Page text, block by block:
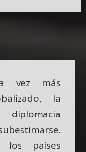
vez más
la
los países